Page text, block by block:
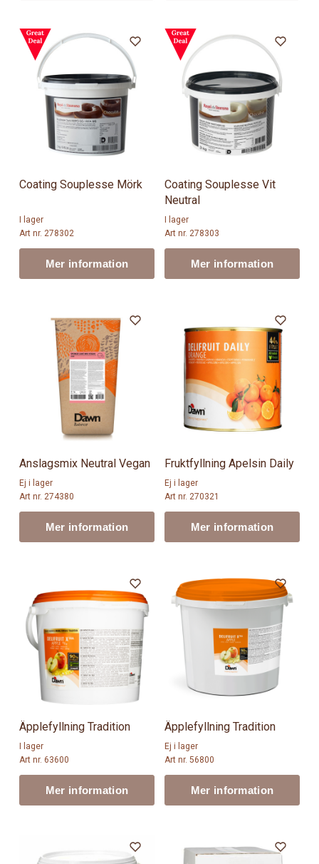
Coating Souplesse Mörk
I lager
Art nr. 278302
Mer information
Coating Souplesse Vit
Neutral
I lager
Art nr. 278303
Mer information
Anslagsmix Neutral Vegan
Ej i lager
Art nr. 274380
Mer information
Fruktfyllning Apelsin Daily
Ej i lager
Art nr. 270321
Mer information
Äpplefyllning Tradition
I lager
Art nr. 63600
Mer information
Äpplefyllning Tradition
Ej i lager
Art nr. 56800
Mer information